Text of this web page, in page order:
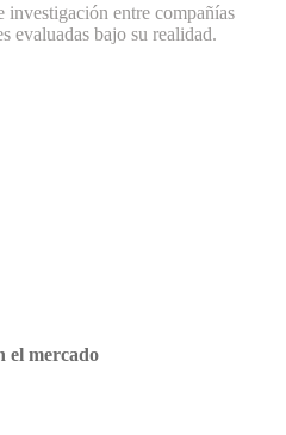
investigación entre compañías
evaluadas bajo su realidad.
el mercado